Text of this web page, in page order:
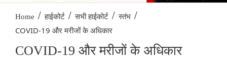
Home / हाईकोर्ट / सभी हाईकोर्ट / स्तंभ /
COVID-19 और मरीजों के अधिकार
COVID-19 और मरीजों के अधिकार